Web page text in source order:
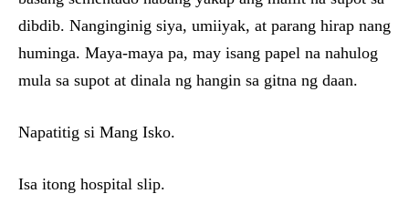
dibdib. Nanginginig siya, umiiyak, at parang hirap nang
huminga. Maya-maya pa, may isang papel na nahulog
mula sa supot at dinala ng hangin sa gitna ng daan.
Napatitig si Mang Isko.
Isa itong hospital slip.